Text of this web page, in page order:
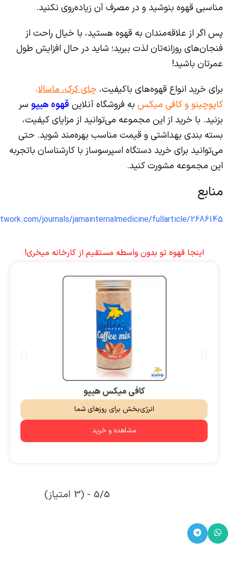
مناسبی قهوه بنوشید و در مصرف آن زیاده‌روی نکنید.
پس اگر از علاقه‌مندان به قهوه هستید، با خیال راحت از
فنجان‌های روزانه‌تان لذت ببرید؛ شاید در حال افزایش طول
عمرتان باشید!
برای خرید انواع قهوه‌های باکیفیت، چای کرک،ماسالا،
کاپوچینووکافی میکس به فروشگاه آنلاین قهوه هیپو سر
بزنید. با خرید از این مجموعه می‌توانید از مزایای کیفیت،
بسته بندی بهداشتی و قیمت مناسب بهره‌مند شوید. حتی
می‌توانید برای خرید دستگاه اسپرسوساز با کارشناسان باتجربه
این مجموعه مشورت کنید.
منابع
journals/jamainternalmedicine/fullarticle/2686145
اینجا قهوه تو بدون واسطه مستقیم از کارخانه میخری!
کافی میکس هیپو
مشاهده و خرید
انرژی‌بخش برای روزهای شما
5/5 - (3 امتیاز)